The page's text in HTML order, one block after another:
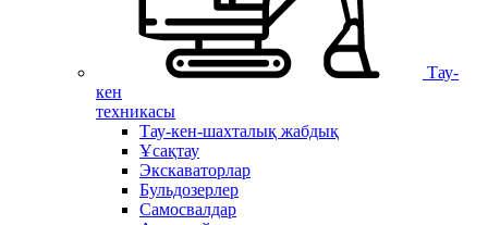
Тау-
кен
техникасы
Тау-кен-шахталық жабдық
Ұсақтау
Экскаваторлар
Бульдозерлер
Самосвалдар